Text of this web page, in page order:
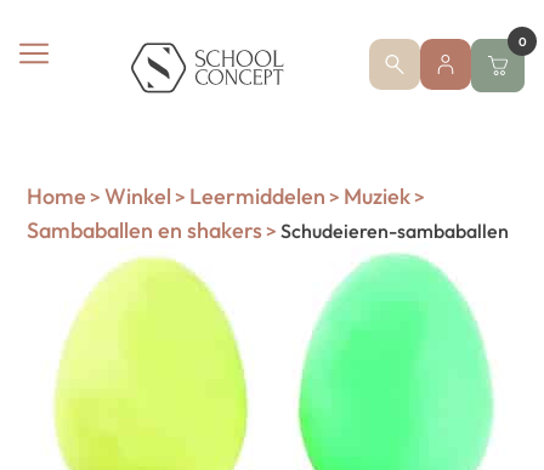
0
Home > Winkel > Leermiddelen > Muziek>
Sambaballen en shakers> Schudeieren-sambaballen